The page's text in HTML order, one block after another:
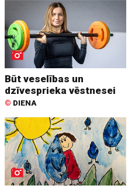
Būt veselības un
dzīvesprieka vēstnesei
© DIENA